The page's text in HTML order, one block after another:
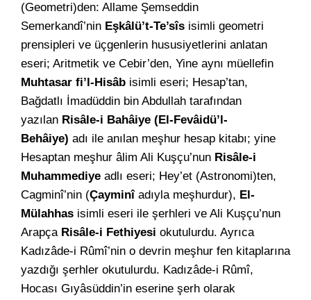
(Geometri)den: Allame Şemseddin
Semerkandî’nin Eşkâlü’t-Te’sîs isimli geometri
prensipleri ve üçgenlerin hususiyetlerini anlatan
eseri; Aritmetik ve Cebir’den, Yine aynı müellefin
Muhtasar fi’l-Hisâb isimli eseri; Hesap’tan,
Bağdatlı İmadüddin bin Abdullah tarafından
yazılan Risâle-i Bahâiye (El-Fevâidü’l-
Behâiye) adı ile anılan meşhur hesap kitabı; yine
Hesaptan meşhur âlim Ali Kuşçu’nun Risâle-i
Muhammediye adlı eseri; Hey’et (Astronomi)ten,
Cagminî’nin (Çayminî adıyla meşhurdur), El-
Mülahhas isimli eseri ile şerhleri ve Ali Kuşçu’nun
Arapça Risâle-i Fethiyesi okutulurdu. Ayrıca
Kadızâde-i Rûmî’nin o devrin meşhur fen kitaplarına
yazdığı şerhler okutulurdu. Kadızâde-i Rûmî,
Hocası Gıyâsüddin’in eserine şerh olarak